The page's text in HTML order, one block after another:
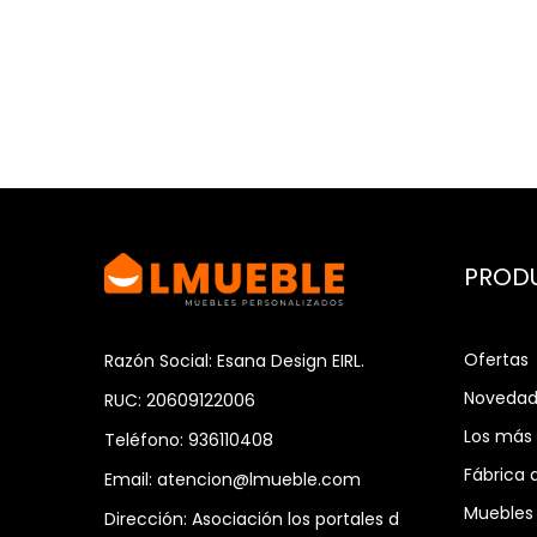
Razón Social: Esana Design EIRL.
RUC: 20609122006
Teléfono: 936110408
Email: atencion@lmueble.com
Dirección: Asociación los portales d
Ofertas
Los
Fábrica